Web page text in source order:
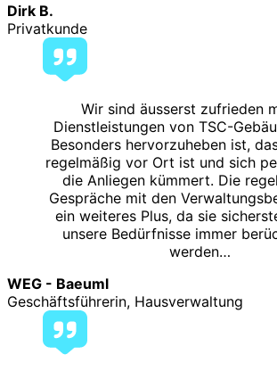
Dirk B.
Privatkunde
Wir sind äusserst zufrieden
Dienstleistungen von TSC-
Besonders hervorzuheben ist,
regelmäßig vor Ort ist und sich
die Anliegen kümmert. Die
Gespräche mit den
ein weiteres Plus, da sie
unsere Bedürfnisse immer
werden…
WEG - Baeuml
Geschäftsführerin, Hausverwaltung